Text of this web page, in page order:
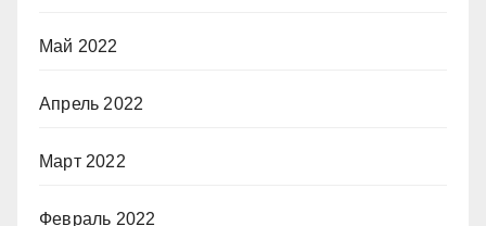
Май 2022
Апрель 2022
Март 2022
Февраль 2022